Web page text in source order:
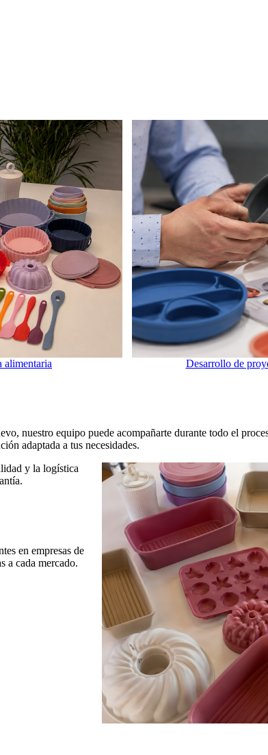
alimentaria Desarrollo de
nuestro equipo puede acompañarte durante todo el
adaptada a tus necesidades.
y la logística
en empresas de
a cada mercado.